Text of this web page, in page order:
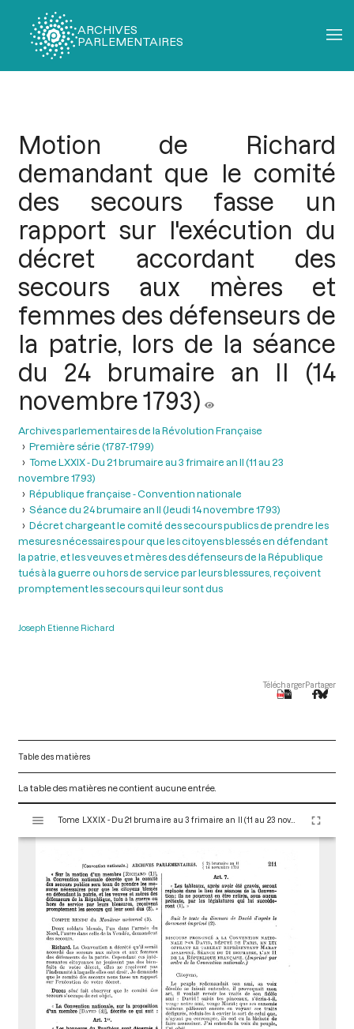
ARCHIVES
PARLEMENTAIRES
Motion de Richard
demandant que le comité
des secours fasse un
rapport sur l'exécution du
décret accordant des
secours aux mères et
femmes des défenseurs de
la patrie, lors de la séance
du 24 brumaire an II (14
novembre 1793)
Archives parlementaires de la Révolution Française
Première série (1787-1799)
Tome LXXIX - Du 21 brumaire au 3 frimaire an II (11 au 23
novembre 1793)
République française - Convention nationale
Séance du 24 brumaire an II (Jeudi 14 novembre 1793)
Décret chargeant le comité des secours publics de prendre les
mesures nécessaires pour que les citoyens blessés en défendant
la patrie, et les veuves et mères des défenseurs de la République
tués à la guerre ou hors de service par leurs blessures, reçoivent
promptement les secours qui leur sont dus
Joseph Etienne Richard
TéléchargerPartager
Table des matières
La table des matières ne contient aucune entrée.
s
Tome LXXIX - Du 21 brumaire au 3 frimaire an II (11 au 23 novembre 1793)